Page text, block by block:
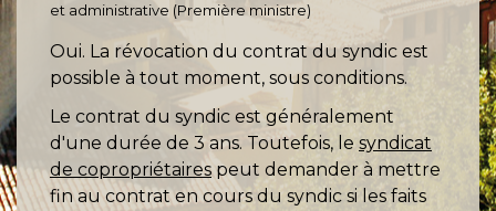
et administrative (Première ministre)
Oui. La révocation du contrat du syndic est
possible à tout moment, sous conditions.
Le contrat du syndic est généralement
d'une durée de 3 ans. Toutefois, le syndicat
de copropriétaires peut demander à mettre
fin au contrat en cours du syndic si les faits